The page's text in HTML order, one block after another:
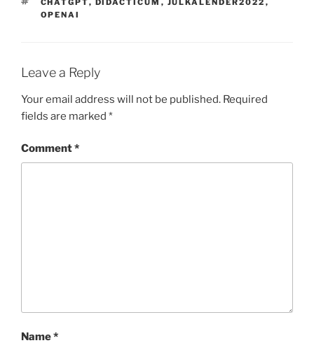
CHATGPT , DIDACTICUM , JULKALENDER2022 ,
OPENAI
Leave a Reply
Your email address will not be published. Required
fields are marked *
Comment*
Name*